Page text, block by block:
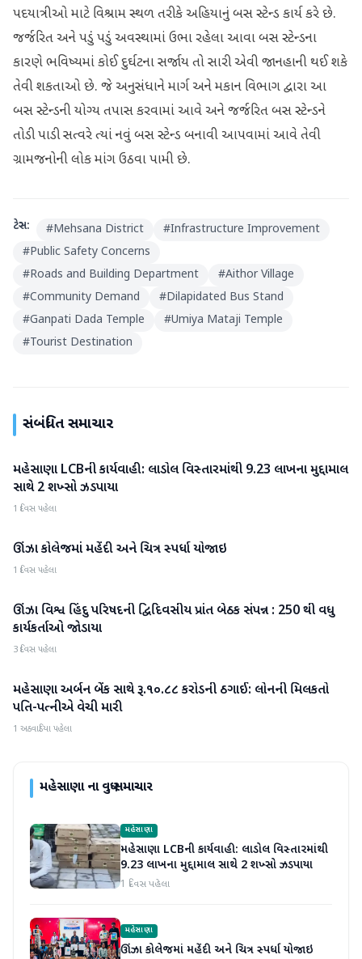
પદયાત્રીઓ માટે વિશ્રામ સ્થળ તરીકે અહિયાનું બસ સ્ટેન્ડ કાર્ય કરે છે.
જર્જરિત અને પડું પડું અવસ્થામાં ઉભા રહેલા આવા બસ સ્ટેન્ડના
કારણે ભવિષ્યમાં કોઈ દુર્ઘટના સર્જાય તો સારી એવી જાનહાની થઈ શકે
તેવી શકતાઓ છે. જે અનુસંધાને માર્ગ અને મકાન વિભાગ દ્વારા આ
બસ સ્ટેન્ડની યોગ્ય તપાસ કરવામાં આવે અને જર્જરિત બસ સ્ટેન્ડને
તોડી પાડી સત્વરે ત્યાં નવું બસ સ્ટેન્ડ બનાવી આપવામાં આવે તેવી
ગ્રામજનોની લોક માંગ ઉઠવા પામી છે.
ટેગ્સ: #Mehsana District #Infrastructure Improvement
#Public Safety Concerns
#Roads and Building Department #Aithor Village
#Community Demand #Dilapidated Bus Stand
#Ganpati Dada Temple #Umiya Mataji Temple
#Tourist Destination
સંબંધિત સમાચાર
મહેસાણા
મહેસાણા LCBની કાર્યવાહી: લાડોલ વિસ્તારમાંથી 9.23 લાખના મુદ્દામાલ
સાથે 2 શખ્સો ઝડપાયા
1 દિવસ પહેલા
મહેસાણા
ઊંઝા કોલેજમાં મહેંદી અને ચિત્ર સ્પર્ધા યોજાઇ
1 દિવસ પહેલા
મહેસાણા
ઊંઝા વિશ્વ હિંદુ પરિષદની દ્વિદિવસીય પ્રાંત બેઠક સંપન્ન : 250 થી વધુ
કાર્યકર્તાઓ જોડાયા
3 દિવસ પહેલા
મહેસાણા
મહેસાણા અર્બન બેંક સાથે રૂ.૧૦.૮૮ કરોડની ઠગાઈ: લોનની મિલકતો
પતિ-પત્નીએ વેચી મારી
1 અઠવાડિયા પહેલા
મહેસાણાના વધુ સમાચાર
મહેસાણા
મહેસાણા LCBની કાર્યવાહી: લાડોલ વિસ્તારમાંથી
9.23 લાખના મુદ્દામાલ સાથે 2 શખ્સો ઝડપાયા
1 દિવસ પહેલા
મહેસાણા
ઊંઝા કોલેજમાં મહેંદી અને ચિત્ર સ્પર્ધા યોજાઇ